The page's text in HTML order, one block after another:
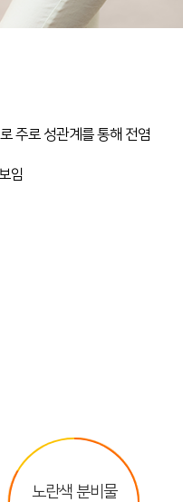
주로 성관계를 통해 전염
임
노란색 분비물